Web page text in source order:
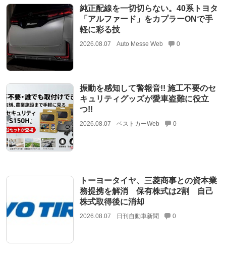
純正配線を一切切らない。40系トヨタ
「アルファード」をカプラーONで手
軽に彩る技
2026.08.07 Auto Messe Web 0
振動を感知して警報音!! 施工不要のセ
キュリティグッズが愛車盗難に役立
つ!!
2026.08.07 ベストカーWeb 0
トーヨータイヤ、三菱商事との資本業
務提携を解消 保有株式は2割 自己
株式取得後に消却
2026.08.07 日刊自動車新聞 0